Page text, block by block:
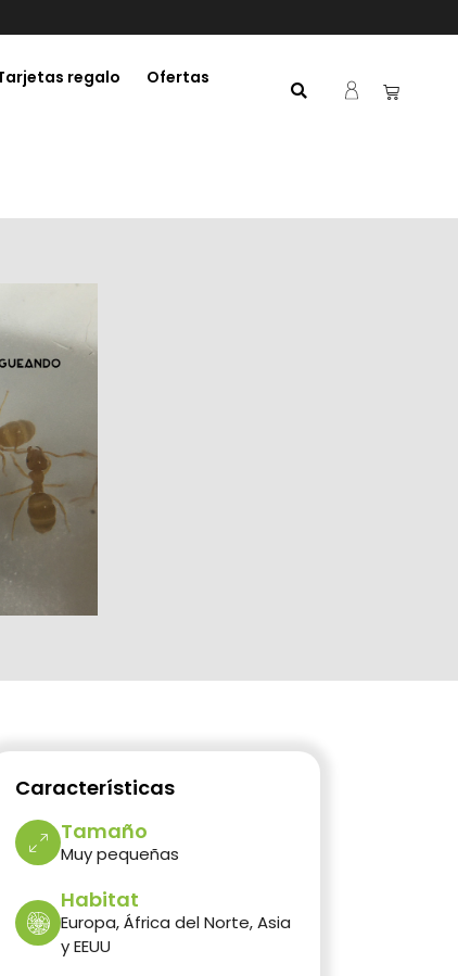
regalo
Ofertas
Características
Tamaño
Muy pequeñas
Habitat
Europa, África del Norte, Asia
y EEUU